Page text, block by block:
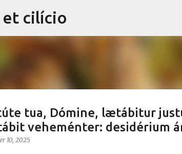
et cilício
tua, Dómine, lætábitur
veheménter: desidérium
10, 2025